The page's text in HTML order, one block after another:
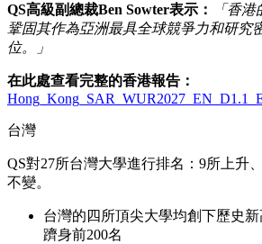
QS高級副總裁Ben Sowter表示：
「香
鞏固其作為亞洲最具全球競爭力和研究
位。」
在此處查看完整的香港報告：
台灣
QS對27所台灣大學進行排名： 9所上升、
不變。
台灣的四所頂尖大學均創下歷史
躋身前200名